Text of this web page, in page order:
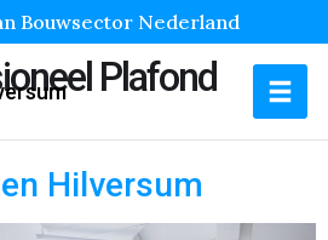
Bouwsector Nederland
Plafond
Hilversum